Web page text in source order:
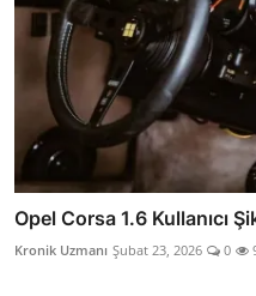
Opel Corsa 1.6 Kullanıcı
Kronik Uzmanı Şubat 23, 2026 0